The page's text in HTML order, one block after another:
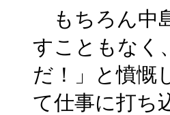
もちろん中
すこともなく
だ！」と憤慨
て仕事に打